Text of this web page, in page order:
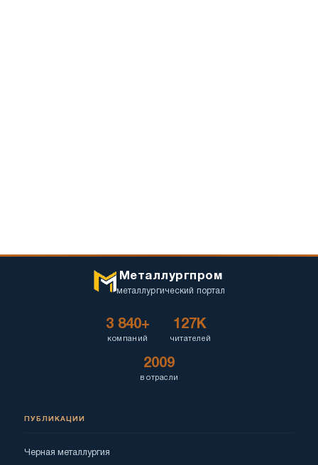
Металлургпром
металлургический портал
3 840+
компаний
127K
читателей
2009
в отрасли
ПУБЛИКАЦИИ
Черная металлургия